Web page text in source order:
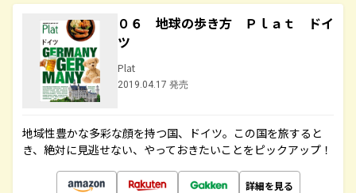
０６ 地球の歩き方 Ｐｌａｔ ドイ
ツ
Plat
2019.04.17 発売
地域性豊かな多彩な顔を持つ国、ドイツ。この国を旅すると
き、絶対に見逃せない、やっておきたいことをピックアップ！
詳細を見る